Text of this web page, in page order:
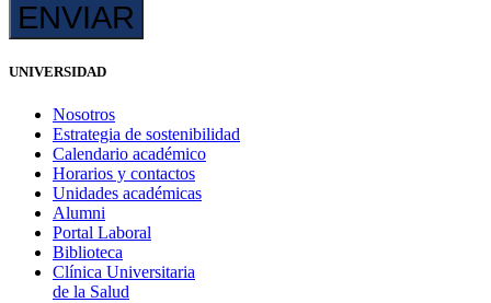
UNIVERSIDAD
Nosotros
Estrategia de sostenibilidad
Calendario académico
Horarios y contactos
Unidades académicas
Alumni
Portal Laboral
Biblioteca
Clínica Universitaria
de la Salud